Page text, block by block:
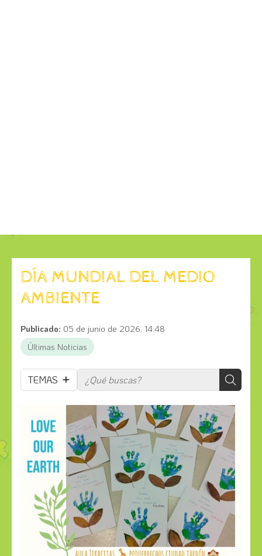
DÍA MUNDIAL DEL MEDIO
AMBIENTE
Publicado: 05 de junio de 2026, 14:48
Últimas Noticias
TEMAS